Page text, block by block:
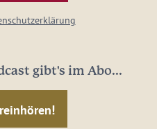
gibt's im Abo...